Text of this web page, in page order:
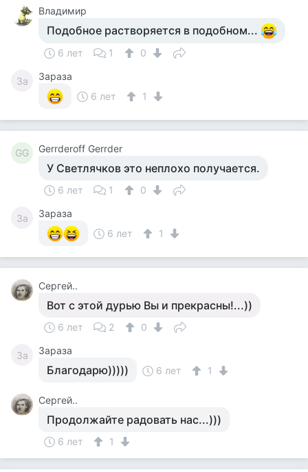
Владимир
Подобное растворяется в подобном...
6 лет 1 0
За
Зараза
6 лет
1
GG Gerrderoff Gerrder
У Светлячков это неплохо получается.
6 лет 1 0
За
Зараза
6 лет
1
Сергей..
Вот с этой дурью Вы и прекрасны!...))
6 лет 2 0
За Зараза
Благодарю))))) 6 лет 1
Сергей..
Продолжайте радовать нас...)))
6 лет 1